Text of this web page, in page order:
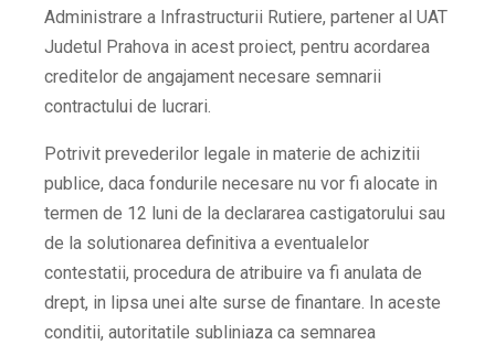
Administrare a Infrastructurii Rutiere, partener al UAT
Judetul Prahova in acest proiect, pentru acordarea
creditelor de angajament necesare semnarii
contractului de lucrari.
Potrivit prevederilor legale in materie de achizitii
publice, daca fondurile necesare nu vor fi alocate in
termen de 12 luni de la declararea castigatorului sau
de la solutionarea definitiva a eventualelor
contestatii, procedura de atribuire va fi anulata de
drept, in lipsa unei alte surse de finantare. In aceste
conditii, autoritatile subliniaza ca semnarea